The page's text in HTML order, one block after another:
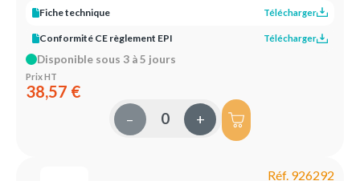
Fiche technique
Télécharger
Conformité CE règlement EPI Télécharger
Disponible sous 3 à 5 jours
Prix HT
38,57 €
– +
Réf. 926292